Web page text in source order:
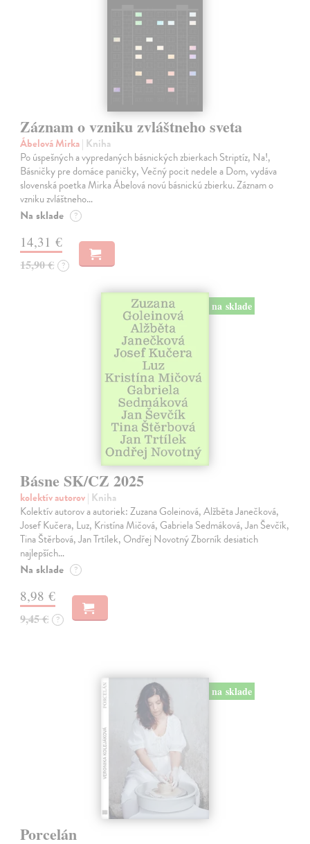
Záznam o vzniku zvláštneho sveta
Ábelová Mirka| Kniha
Po úspešných a vypredaných básnických zbierkach Striptíz, Na!,
Básničky pre domáce paničky, Večný pocit nedele a Dom, vydáva
slovenská poetka Mirka Ábelová novú básnickú zbierku. Záznam o
vzniku zvláštneho…
Na sklade ?
14,31 €
15,90 € ?
na sklade
Básne SK/CZ 2025
kolektív autorov| Kniha
Kolektív autorov a autoriek: Zuzana Goleinová, Alžběta Janečková,
Josef Kučera, Luz, Kristína Mičová, Gabriela Sedmáková, Jan Ševčík,
Tina Štěrbová, Jan Trtílek, Ondřej Novotný Zborník desiatich
najlepších…
Na sklade ?
8,98 €
9,45 € ?
na sklade
Porcelán